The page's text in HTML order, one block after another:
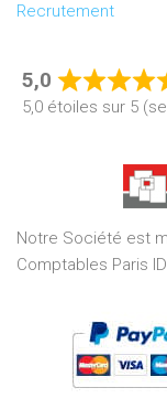
Recrutement
5,0
Rated
5,0
of
5
5,0 étoiles sur 5
Notre Société est
Comptables Paris